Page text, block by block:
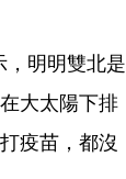
明明雙北是
大太陽下排
疫苗，都沒